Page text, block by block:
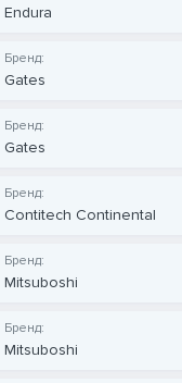
Endura
Бренд:
Gates
Бренд:
Gates
Бренд:
Contitech Continental
Бренд:
Mitsuboshi
Бренд:
Mitsuboshi